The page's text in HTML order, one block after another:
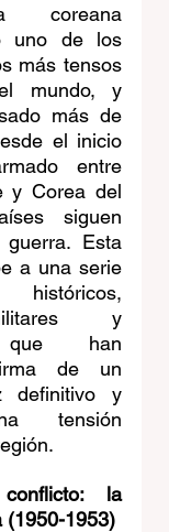
coreana
uno de los
más tensos
mundo, y
más de
el inicio
entre
y Corea del
siguen
guerra. Esta
a una serie
y
que han
de un
definitivo y
tensión
la
(1950-1953)